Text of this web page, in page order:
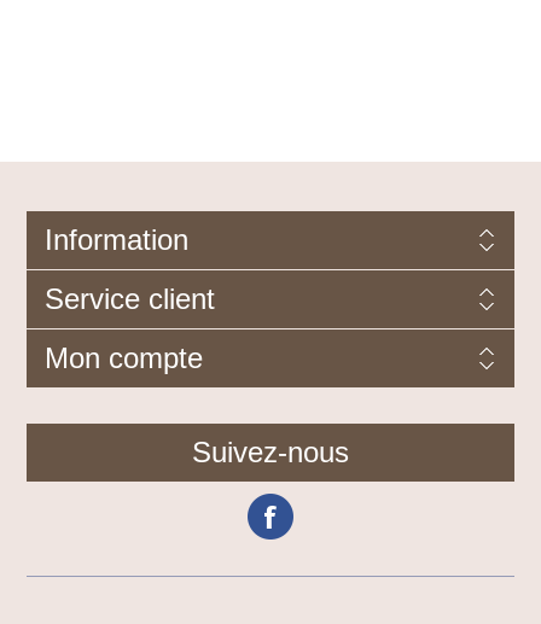
Information
Service client
Mon compte
Suivez-nous